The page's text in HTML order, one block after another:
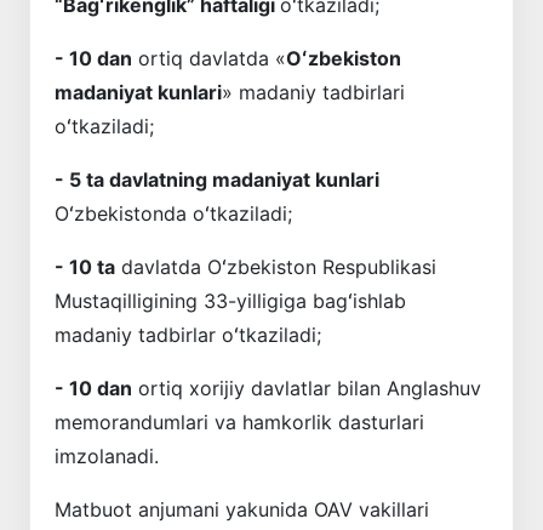
“Bagʻrikenglik” haftaligi oʻtkaziladi;
- 10 dan ortiq davlatda «Oʻzbekiston
madaniyat kunlari» madaniy tadbirlari
oʻtkaziladi;
- 5 ta davlatning madaniyat kunlari
Oʻzbekistonda oʻtkaziladi;
- 10 ta davlatda Oʻzbekiston Respublikasi
Mustaqilligining 33-yilligiga bagʻishlab
madaniy tadbirlar oʻtkaziladi;
- 10 dan ortiq xorijiy davlatlar bilan Anglashuv
memorandumlari va hamkorlik dasturlari
imzolanadi.
Matbuot anjumani yakunida OAV vakillari